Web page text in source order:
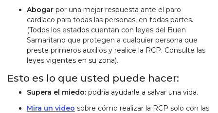
Abogar por una mejor respuesta ante el paro
cardíaco para todas las personas, en todas partes.
(Todos los estados cuentan con leyes del Buen
Samaritano que protegen a cualquier persona que
preste primeros auxilios y realice la RCP. Consulte las
leyes vigentes en su zona).
Esto es lo que usted puede hacer:
Supera el miedo: podría ayudarle a salvar una vida.
Mira un video sobre cómo realizar la RCP solo con las